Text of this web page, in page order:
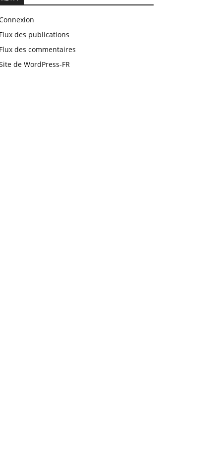
Flux des publications
Flux des commentaires
de WordPress-FR